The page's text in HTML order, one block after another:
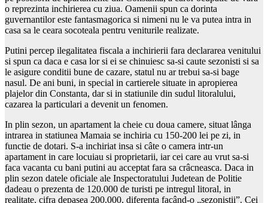
o reprezinta inchirierea cu ziua. Oamenii spun ca dorinta
guvernantilor este fantasmagorica si nimeni nu le va putea intra in
casa sa le ceara socoteala pentru veniturile realizate.
Putini percep ilegalitatea fiscala a inchirierii fara declararea venitului
si spun ca daca e casa lor si ei se chinuiesc sa-si caute sezonisti si sa
le asigure conditii bune de cazare, statul nu ar trebui sa-si bage
nasul. De ani buni, in special in cartierele situate in apropierea
plajelor din Constanta, dar si in statiunile din sudul litoralului,
cazarea la particulari a devenit un fenomen.
In plin sezon, un apartament la cheie cu doua camere, situat lânga
intrarea in statiunea Mamaia se inchiria cu 150-200 lei pe zi, in
functie de dotari. S-a inchiriat insa si câte o camera intr-un
apartament in care locuiau si proprietarii, iar cei care au vrut sa-si
faca vacanta cu bani putini au acceptat fara sa crâcneasca. Daca in
plin sezon datele oficiale ale Inspectoratului Judetean de Politie
dadeau o prezenta de 120.000 de turisti pe intregul litoral, in
realitate, cifra depasea 200.000, diferenta facând-o „sezonistii”. Cei